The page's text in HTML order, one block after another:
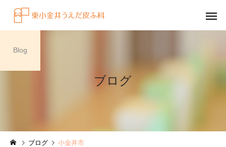
ブログ
Blog
ブログ 小金井市